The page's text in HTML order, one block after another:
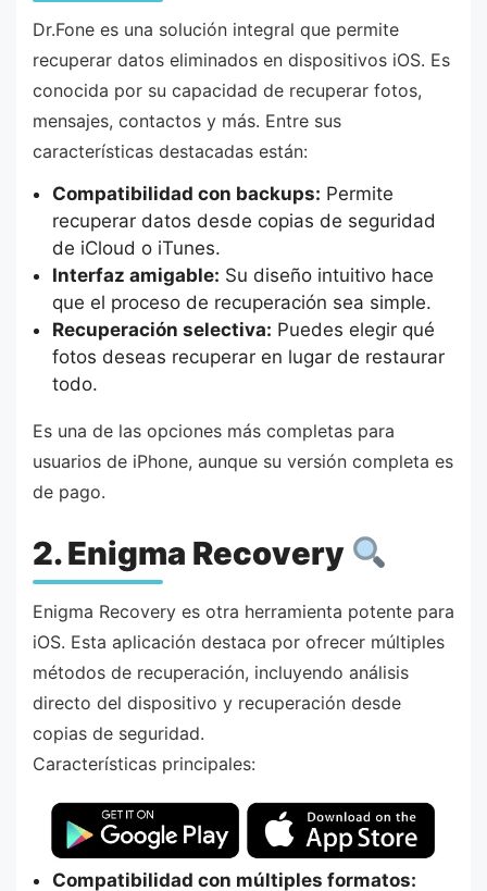
Dr.Fone es una solución integral que permite
recuperar datos eliminados en dispositivos iOS. Es
conocida por su capacidad de recuperar fotos,
mensajes, contactos y más. Entre sus
características destacadas están:
Compatibilidad con backups: Permite
recuperar datos desde copias de seguridad
de iCloud o iTunes.
Interfaz amigable: Su diseño intuitivo hace
que el proceso de recuperación sea simple.
Recuperación selectiva: Puedes elegir qué
fotos deseas recuperar en lugar de restaurar
todo.
Es una de las opciones más completas para
usuarios de iPhone, aunque su versión completa es
de pago.
2. Enigma Recovery
Enigma Recovery es otra herramienta potente para
iOS. Esta aplicación destaca por ofrecer múltiples
métodos de recuperación, incluyendo análisis
directo del dispositivo y recuperación desde
copias de seguridad.
Características principales:
Compatibilidad con múltiples formatos: